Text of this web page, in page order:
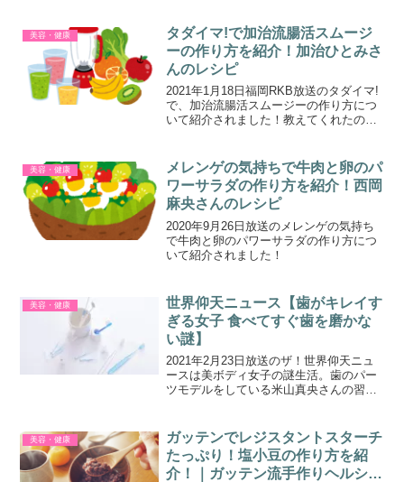
美容・健康
タダイマ!で加治流腸活スムージ
ーの作り方を紹介！加治ひとみさ
んのレシピ
2021年1月18日福岡RKB放送のタダイマ!
で、加治流腸活スムージーの作り方につ
いて紹介されました！教えてくれたのは
美容・健康
メレンゲの気持ちで牛肉と卵のパ
ワーサラダの作り方を紹介！西岡
麻央さんのレシピ
2020年9月26日放送のメレンゲの気持ち
で牛肉と卵のパワーサラダの作り方につ
いて紹介されました！
美容・健康
世界仰天ニュース【歯がキレイす
ぎる女子 食べてすぐ歯を磨かな
い謎】
2021年2月23日放送のザ！世界仰天ニュ
ースは美ボディ女子の謎生活。歯のパー
ツモデルをしている米山真央さんの習慣
美容・健康
ガッテンでレジスタントスターチ
たっぷり！塩小豆の作り方を紹
介！｜ガッテン流手作りヘルシー